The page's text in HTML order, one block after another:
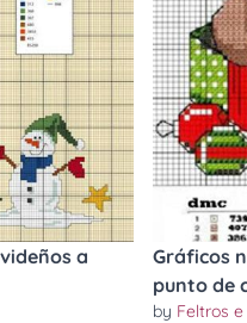
a
Gráficos
punto de
by Feltros